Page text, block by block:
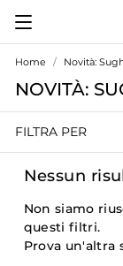
Home Novità:
NOVITÀ:
FILTRA PER
Nessun
Non siamo
questi filtri.
Prova un'altra